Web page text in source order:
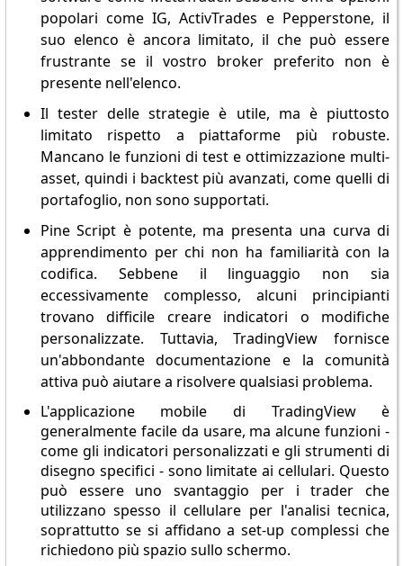
popolari come IG, ActivTrades e Pepperstone, il
suo elenco è ancora limitato, il che può essere
frustrante se il vostro broker preferito non è
presente nell'elenco.
Il tester delle strategie è utile, ma è piuttosto
limitato rispetto a piattaforme più robuste.
Mancano le funzioni di test e ottimizzazione multi-
asset, quindi i backtest più avanzati, come quelli di
portafoglio, non sono supportati.
Pine Script è potente, ma presenta una curva di
apprendimento per chi non ha familiarità con la
codifica. Sebbene il linguaggio non sia
eccessivamente complesso, alcuni principianti
trovano difficile creare indicatori o modifiche
personalizzate. Tuttavia, TradingView fornisce
un'abbondante documentazione e la comunità
attiva può aiutare a risolvere qualsiasi problema.
L'applicazione mobile di TradingView è
generalmente facile da usare, ma alcune funzioni -
come gli indicatori personalizzati e gli strumenti di
disegno specifici - sono limitate ai cellulari. Questo
può essere uno svantaggio per i trader che
utilizzano spesso il cellulare per l'analisi tecnica,
soprattutto se si affidano a set-up complessi che
richiedono più spazio sullo schermo.